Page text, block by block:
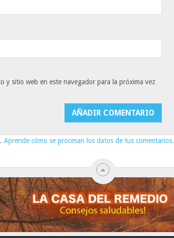
y sitio web en este navegador para la próxima vez
Aprende cómo se procesan los datos de tus comentarios.